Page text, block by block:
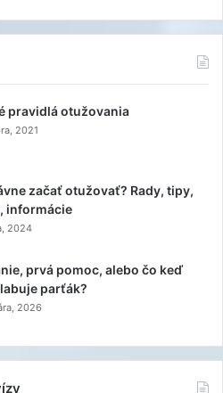
pravidlá otužovania
2021
začať otužovať? Rady, tipy,
informácie
2024
prvá pomoc, alebo čo keď
parťák?
2026